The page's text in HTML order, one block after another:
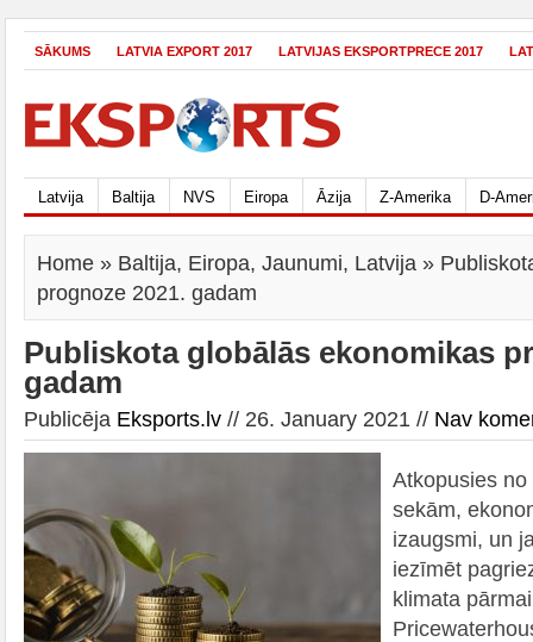
SĀKUMS LATVIA EXPORT 2017 LATVIJAS EKSPORTPRECE 2017
Latvija Baltija NVS Eiropa Āzija Z-Amerika D-
Home » Baltija, Eiropa, Jaunumi, Latvija »
prognoze 2021. gadam
Publiskota globālās ekonomikas
gadam
Publicēja Eksports.lv // 26. January 2021 // Nav
Atkopusies
sekām,
izaugsmi, un
iezīmēt
klimata